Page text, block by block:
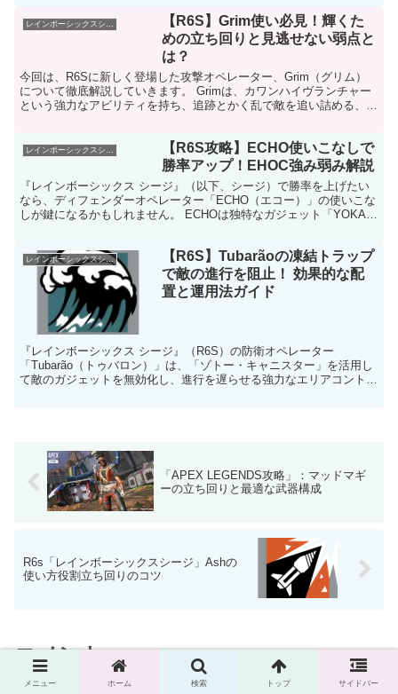
【R6S】Grim使い必見！輝くた
めの立ち回りと見逃せない弱点と
は？
今回は、R6Sに新しく登場した攻撃オペレーター、Grim（グリム）
について徹底解説していきます。 Grimは、カワンハイヴランチャー
という強力なアビリティを持ち、追跡とかく乱で敵を追い詰める、攻
レインボーシックスシージ
【R6S攻略】ECHO使いこなしで
勝率アップ！EHOC強み弱み解説
『レインボーシックス シージ』（以下、シージ）で勝率を上げたい
なら、ディフェンダーオペレーター「ECHO（エコー）」の使いこな
しが鍵になるかもしれません。 ECHOは独特なガジェット「YOKAI
レインボーシックスシージ
【R6S】Tubarãoの凍結トラップ
で敵の進行を阻止！ 効果的な配
置と運用法ガイド
『レインボーシックス シージ』（R6S）の防衛オペレーター
「Tubarão（トゥバロン）」は、「ゾトー・キャニスター」を活用し
て敵のガジェットを無効化し、進行を遅らせる強力なエリアコントロ
「APEX LEGENDS攻略」：マッドマギ
ーの立ち回りと最適な武器構成
R6s「レインボーシックスシージ」Ashの
使い方役割立ち回りのコツ
コメント
メニュー ホーム 検索 トップ サイドバー